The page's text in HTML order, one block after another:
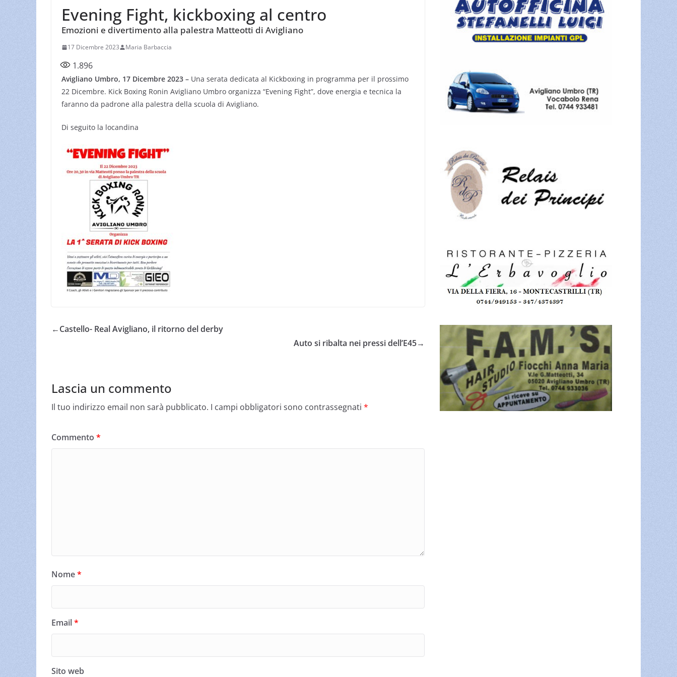
Evening Fight, kickboxing al centro
Emozioni e divertimento alla palestra Matteotti di Avigliano
17 Dicembre 2023 Maria Barbaccia
1.896
Avigliano Umbro, 17 Dicembre 2023 – Una serata dedicata al Kickboxing in programma per il prossimo
22 Dicembre. Kick Boxing Ronin Avigliano Umbro organizza “Evening Fight”, dove energia e tecnica la
faranno da padrone alla palestra della scuola di Avigliano.
Di seguito la locandina
←Castello- Real Avigliano, il ritorno del derby
Auto si ribalta nei pressi dell’E45→
Lascia un commento
Il tuo indirizzo email non sarà pubblicato. I campi obbligatori sono contrassegnati *
Commento *
Nome*
Email*
Sito web